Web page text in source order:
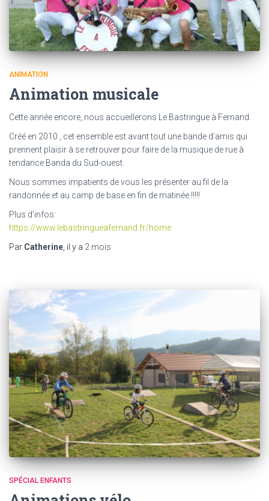
ANIMATION
Animation musicale
Cette année encore, nous accueillerons Le Bastringue à Fernand.
Créé en 2010 , cet ensemble est avant tout une bande d’amis qui
prennent plaisir à se retrouver pour faire de la musique de rue à
tendance Banda du Sud-ouest.
Nous sommes impatients de vous les présenter au fil de la
randonnée et au camp de base en fin de matinée !!!!!
Plus d’infos:
https://www.lebastringueafernand.fr/home
Par Catherine , il y a 2 mois
SPÉCIAL ENFANTS